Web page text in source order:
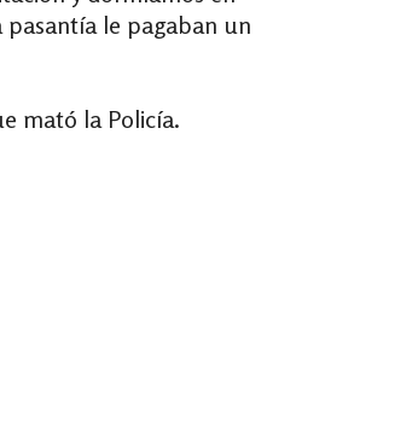
pasantía le pagaban un
mató la Policía.